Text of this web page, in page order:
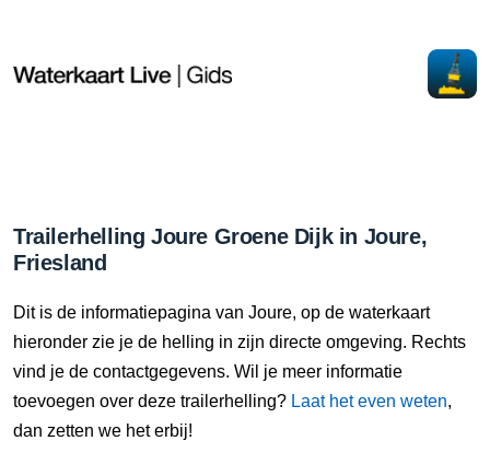
Trailerhelling Joure Groene Dijk in Joure,
Friesland
Dit is de informatiepagina van Joure, op de waterkaart
hieronder zie je de helling in zijn directe omgeving. Rechts
vind je de contactgegevens. Wil je meer informatie
toevoegen over deze trailerhelling? Laat het even weten,
dan zetten we het erbij!